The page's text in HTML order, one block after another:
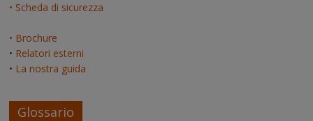
• Scheda di sicurezza
• Brochure
• Relatori esterni
• La nostra guida
Glossario